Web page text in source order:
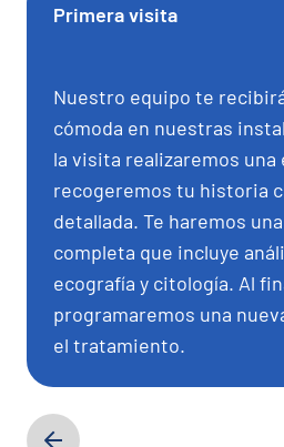
Primera visita
Nuestro equipo te
cómoda en nuestras
la visita realizaremos
recogeremos tu historia
detallada. Te haremos
completa que incluye
ecografía y citología. Al
programaremos una
el tratamiento.